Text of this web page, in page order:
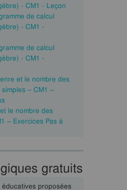
- CM1 - Leçon
de calcul
- CM1 -
de calcul
- CM1 -
et le nombre des
– CM1 –
le nombre des
– Exercices Pas à
gratuits
proposées